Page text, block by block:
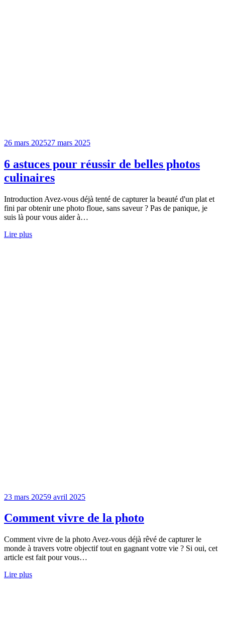
26 mars 202527 mars 2025
6 astuces pour réussir de belles photos
culinaires
Introduction Avez-vous déjà tenté de capturer la beauté d'un plat et
fini par obtenir une photo floue, sans saveur ? Pas de panique, je
suis là pour vous aider à…
Lire plus
23 mars 20259 avril 2025
Comment vivre de la photo
Comment vivre de la photo Avez-vous déjà rêvé de capturer le
monde à travers votre objectif tout en gagnant votre vie ? Si oui, cet
article est fait pour vous…
Lire plus